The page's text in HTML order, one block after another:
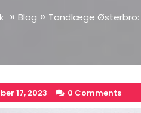
» Blog » Tandlæge Østerbro:
17, 2023 0 Comments